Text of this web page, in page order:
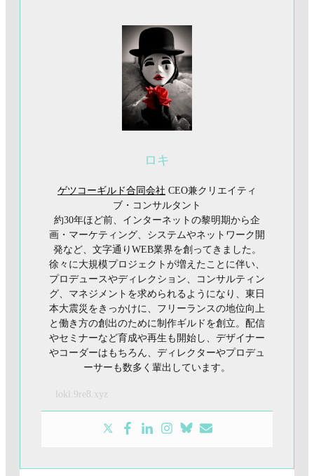
ロキ
ゲツコーギルド合同会社 CEO兼クリエイティ
ブ・コンサルタント
約30年ほど前、インターネットの黎明期から企
画・マーケティング、システムやネットワーク開
発など、文字通りWEB業界を創ってきました。
徐々に大規模プロジェクトが増えたことに伴い、
プロデュースやディレクション、コンサルティン
グ、マネジメントを求められるようになり、東日
本大震災をきっかけに、フリーランスの地位向上
と働き方の創出のために制作ギルドを創立。配信
やセミナーなど育成や再生も開始し、デザイナー
やコーダーはもちろん、ディレクターやプロデュ
ーサーも数多く輩出しています。
loki.9re8.xyz